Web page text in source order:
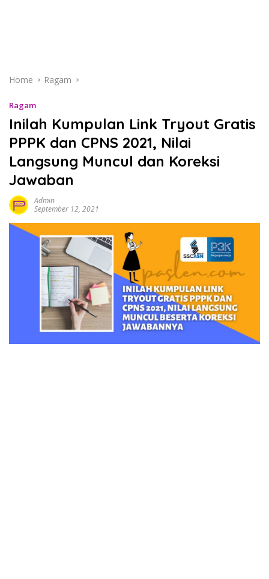
Home Ragam
Ragam
Inilah Kumpulan Link Tryout Gratis
PPPK dan CPNS 2021, Nilai
Langsung Muncul dan Koreksi
Jawaban
Admin
September 12, 2021